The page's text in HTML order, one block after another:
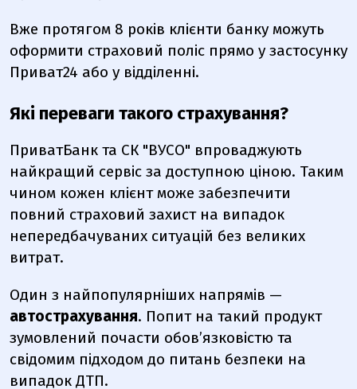
Вже протягом 8 років клієнти банку можуть
оформити страховий поліс прямо у застосунку
Приват24 або у відділенні.
Які переваги такого страхування?
ПриватБанк та СК "ВУСО" впроваджують
найкращий сервіс за доступною ціною. Таким
чином кожен клієнт може забезпечити
повний страховий захист на випадок
непередбачуваних ситуацій без великих
витрат.
Один з найпопулярніших напрямів —
автострахування. Попит на такий продукт
зумовлений почасти обов’язковістю та
свідомим підходом до питань безпеки на
випадок ДТП.